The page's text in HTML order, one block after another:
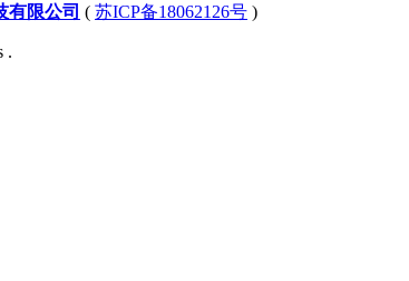
有限公司 ( 苏ICP备18062126号 )
.